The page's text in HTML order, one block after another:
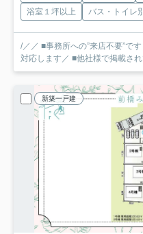
浴室１坪以上
バス・トイレ別
/／／ ■事務所への”来店不要”で
対応します／ ■他社様で掲載さ
新築一戸建